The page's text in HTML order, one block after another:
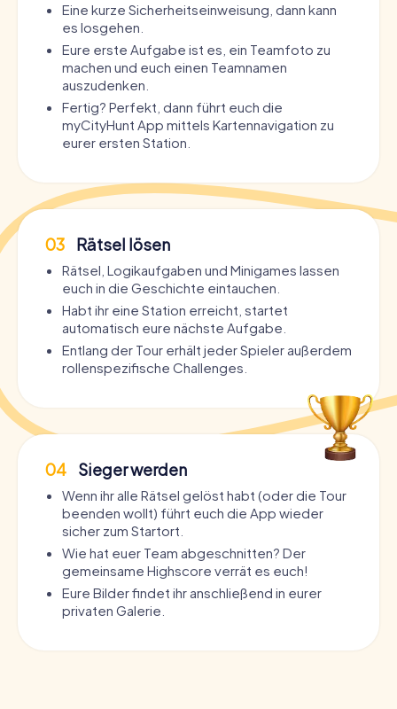
Eine kurze Sicherheitseinweisung, dann kann
es losgehen.
Eure erste Aufgabe ist es, ein Teamfoto zu
machen und euch einen Teamnamen
auszudenken.
Fertig? Perfekt, dann führt euch die
myCityHunt App mittels Kartennavigation zu
eurer ersten Station.
03 Rätsel lösen
Rätsel, Logikaufgaben und Minigames lassen
euch in die Geschichte eintauchen.
Habt ihr eine Station erreicht, startet
automatisch eure nächste Aufgabe.
Entlang der Tour erhält jeder Spieler außerdem
rollenspezifische Challenges.
04 Sieger werden
Wenn ihr alle Rätsel gelöst habt (oder die Tour
beenden wollt) führt euch die App wieder
sicher zum Startort.
Wie hat euer Team abgeschnitten? Der
gemeinsame Highscore verrät es euch!
Eure Bilder findet ihr anschließend in eurer
privaten Galerie.